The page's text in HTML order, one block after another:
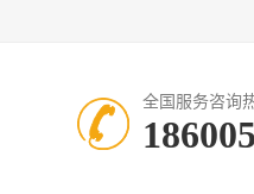
全国服务咨询